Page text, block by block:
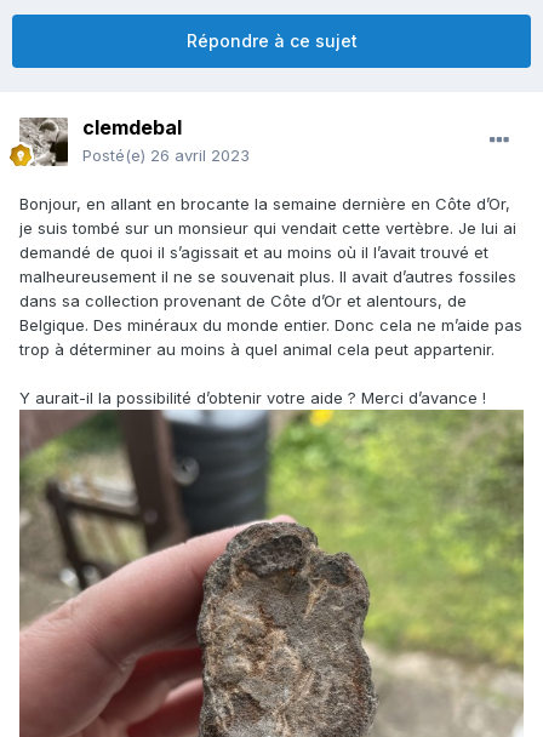
Répondre à ce sujet
clemdebal
Posté(e) 26 avril 2023
Bonjour, en allant en brocante la semaine dernière en Côte d’Or,
je suis tombé sur un monsieur qui vendait cette vertèbre. Je lui ai
demandé de quoi il s’agissait et au moins où il l’avait trouvé et
malheureusement il ne se souvenait plus. Il avait d’autres fossiles
dans sa collection provenant de Côte d’Or et alentours, de
Belgique. Des minéraux du monde entier. Donc cela ne m’aide pas
trop à déterminer au moins à quel animal cela peut appartenir.
Y aurait-il la possibilité d’obtenir votre aide ? Merci d’avance !